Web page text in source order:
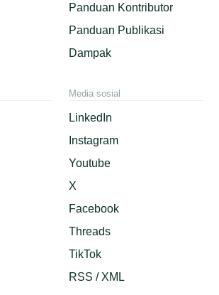
Panduan Kontributor
Panduan Publikasi
Dampak
Media sosial
LinkedIn
Instagram
Youtube
X
Facebook
Threads
TikTok
RSS / XML